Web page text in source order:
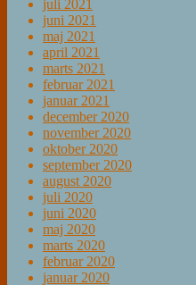
juli 2021
juni 2021
maj 2021
april 2021
marts 2021
februar 2021
januar 2021
december 2020
november 2020
oktober 2020
september 2020
august 2020
juli 2020
juni 2020
maj 2020
marts 2020
februar 2020
januar 2020